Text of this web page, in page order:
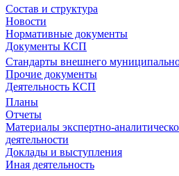
Состав и структура
Новости
Нормативные документы
Документы КСП
Стандарты внешнего
Прочие документы
Деятельность КСП
Планы
Отчеты
Материалы экспертно-
деятельности
Доклады и выступления
Иная деятельность